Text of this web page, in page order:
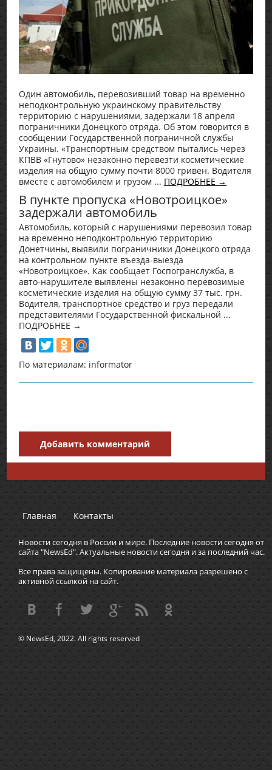
Один автомобиль, перевозивший товар на временно
неподконтрольную украинскому правительству
территорию с нарушениями, задержали 18 апреля
пограничники Донецкого отряда. Об этом говорится в
сообщении Государственной пограничной службы
Украины. «Транспортным средством пытались через
КПВВ «Гнутово» незаконно перевезти косметические
изделия на общую сумму почти 8000 гривен. Водителя
вместе с автомобилем и грузом ... ПОДРОБНЕЕ →
В пункте пропуска «Новотроицкое»
задержали автомобиль
Автомобиль, который с нарушениями перевозил товар
на временно неподконтрольную территорию
Донетчины, выявили пограничники Донецкого отряда
на контрольном пункте въезда-выезда
«Новотроицкое». Как сообщает Госпогранслужба, в
авто-нарушителе выявлены незаконно перевозимые
косметические изделия на общую сумму 37 тыс. грн.
Водителя, транспортное средство и груз передали
представителями Государственной фискальной ...
ПОДРОБНЕЕ →
По материалам: informator
Добавить комментарий
Главная Контакты
Новости сегодня в России и мире. Последние новости сегодня от
сайта "NewsEd". Актуальные новости сегодня и за последний час.
Все права защищены. Копирование материала разрешено с
активной ссылкой на сайт.
© NewsEd, 2022. All rights reserved